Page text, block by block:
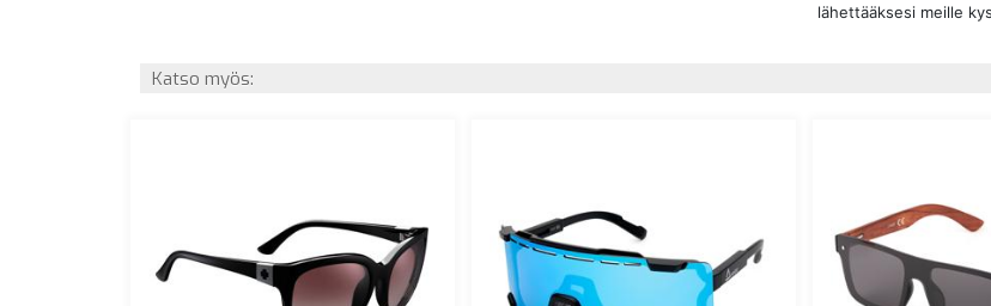
lähettääksesi meille
Katso myös: